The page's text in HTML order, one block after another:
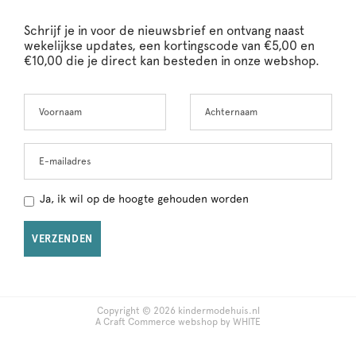
Schrijf je in voor de nieuwsbrief en ontvang naast
wekelijkse updates, een kortingscode van €5,00 en
€10,00 die je direct kan besteden in onze webshop.
this
Ja, ik wil op de hoogte gehouden worden
VERZENDEN
Copyright © 2026 kindermodehuis.nl
A Craft Commerce webshop by WHITE